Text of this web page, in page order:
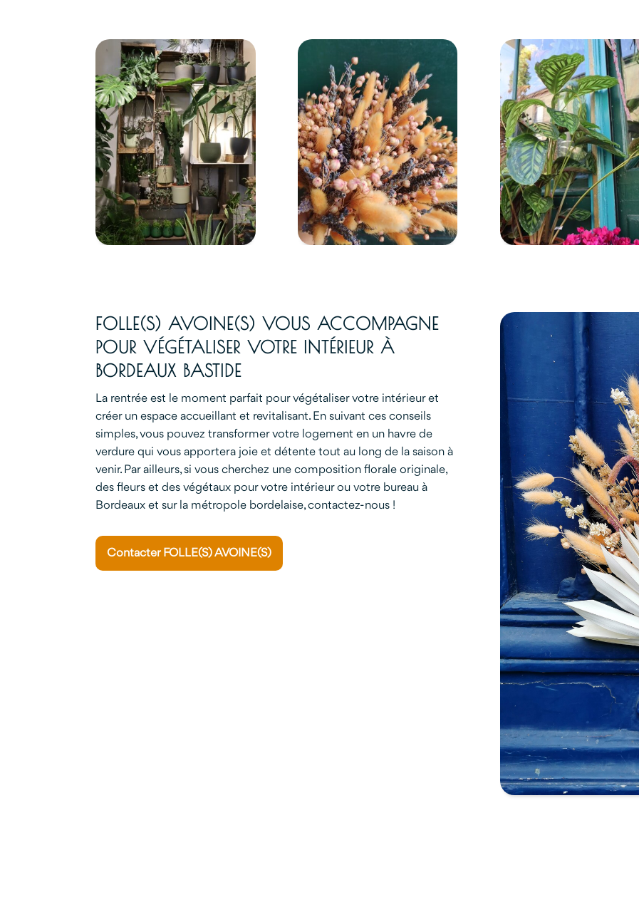
FOLLE(S) AVOINE(S) VOUS ACCOMPAGNE
POUR VÉGÉTALISER VOTRE INTÉRIEUR À
BORDEAUX BASTIDE
La rentrée est le moment parfait pour végétaliser votre intérieur et
créer un espace accueillant et revitalisant. En suivant ces conseils
simples, vous pouvez transformer votre logement en un havre de
verdure qui vous apportera joie et détente tout au long de la saison à
venir. Par ailleurs, si vous cherchez une composition florale originale,
des fleurs et des végétaux pour votre intérieur ou votre bureau à
Bordeaux et sur la métropole bordelaise, contactez-nous !
Contacter FOLLE(S) AVOINE(S)